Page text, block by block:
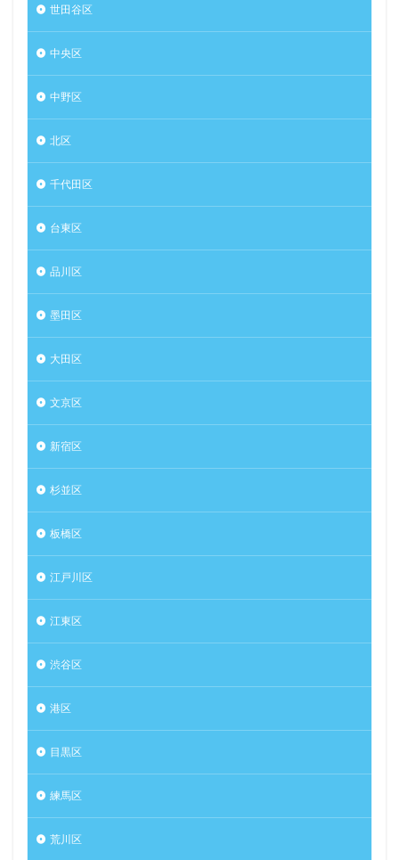
世田谷区
中央区
中野区
北区
千代田区
台東区
品川区
墨田区
大田区
文京区
新宿区
杉並区
板橋区
江戸川区
江東区
渋谷区
港区
目黒区
練馬区
荒川区